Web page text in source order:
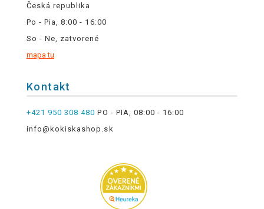
Česká republika
Po - Pia, 8:00 - 16:00
So - Ne, zatvorené
mapa tu
Kontakt
+421 950 308 480 PO - PIA, 08:00 - 16:00
info@kokiskashop.sk